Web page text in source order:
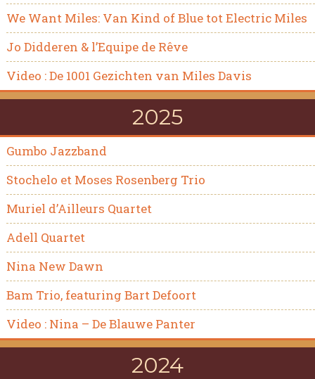
We Want Miles: Van Kind of Blue tot Electric Miles
Jo Didderen & l’Equipe de Rêve
Video : De 1001 Gezichten van Miles Davis
2025
Gumbo Jazzband
Stochelo et Moses Rosenberg Trio
Muriel d’Ailleurs Quartet
Adell Quartet
Nina New Dawn
Bam Trio, featuring Bart Defoort
Video : Nina – De Blauwe Panter
2024